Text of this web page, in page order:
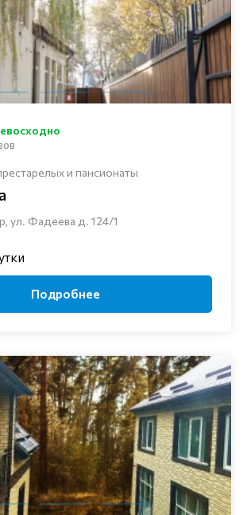
и пансионаты
ул. Фадеева д. 124/1
Подробнее